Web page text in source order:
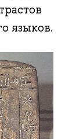
языков.